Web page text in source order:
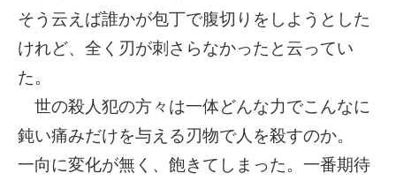
そう云えば誰かが包丁で腹切りをしようとした
けれど、全く刃が刺さらなかったと云ってい
た。
世の殺人犯の方々は一体どんな力でこんなに
鈍い痛みだけを与える刃物で人を殺すのか。
一向に変化が無く、飽きてしまった。一番期待